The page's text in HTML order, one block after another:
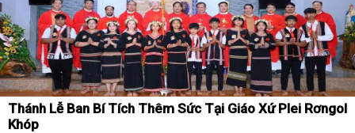
Thánh Lễ Ban Bí Tích Thêm Sức Tại Giáo Xứ Plei Rơngol
Khóp